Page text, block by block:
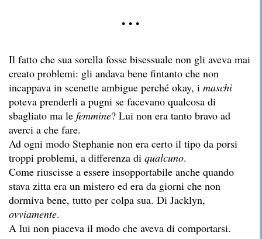
• • •
Il fatto che sua sorella fosse bisessuale non gli aveva mai
creato problemi: gli andava bene fintanto che non
incappava in scenette ambigue perché okay, i maschi
poteva prenderli a pugni se facevano qualcosa di
sbagliato ma le femmine? Lui non era tanto bravo ad
averci a che fare.
Ad ogni modo Stephanie non era certo il tipo da porsi
troppi problemi, a differenza di qualcuno.
Come riuscisse a essere insopportabile anche quando
stava zitta era un mistero ed era da giorni che non
dormiva bene, tutto per colpa sua. Di Jacklyn,
ovviamente.
A lui non piaceva il modo che aveva di comportarsi.